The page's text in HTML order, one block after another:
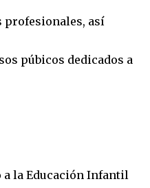
profesionales, así
púbicos dedicados a
la Educación Infantil